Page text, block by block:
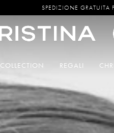
SPEDIZIONE GRATUITA
COLLECTION REGALI